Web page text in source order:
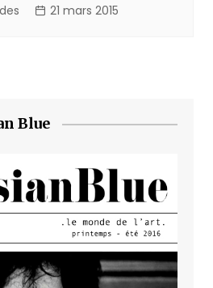
21 mars 2015
Blue